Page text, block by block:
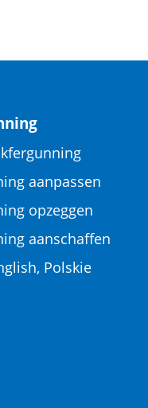
aanpassen
opzeggen
aanschaffen
Polskie